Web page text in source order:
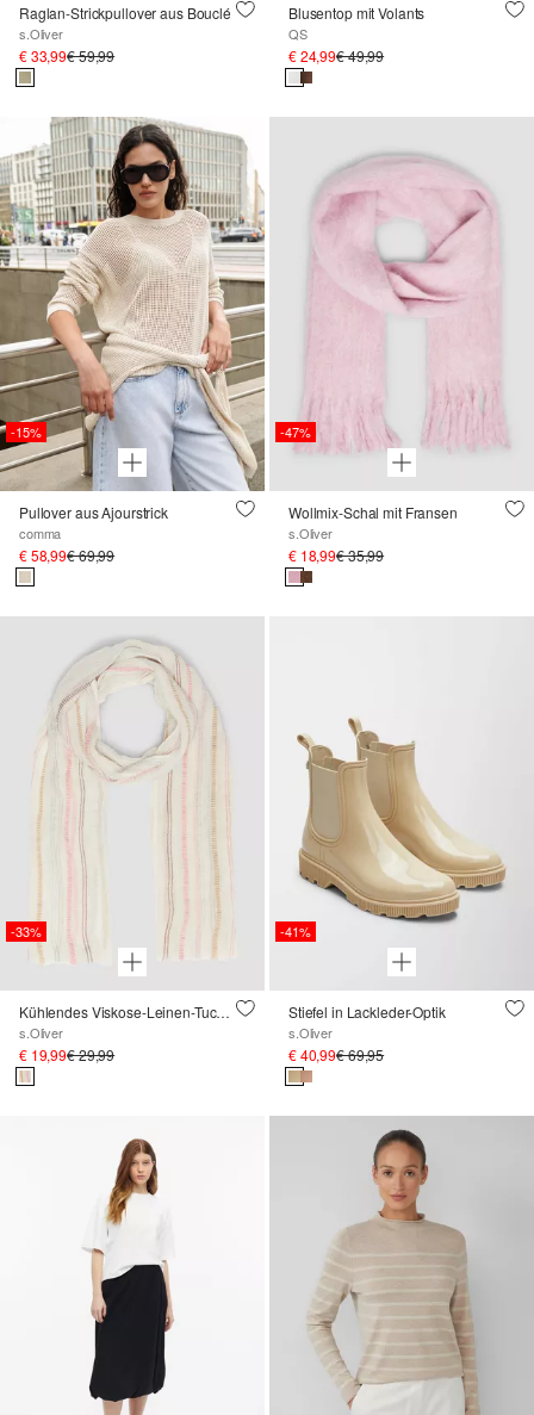
Raglan-Strickpullover aus Bouclé
s.Oliver
€ 33,99€ 59,99
Blusentop mit Volants
QS
€ 24,99€ 49,99
-15%
Pullover aus Ajourstrick
comma
€ 58,99€ 69,99
-47%
Wollmix-Schal mit Fransen
s.Oliver
€ 18,99€ 35,99
-33%
Kühlendes Viskose-Leinen-Tuch mit feinen Streifen
s.Oliver
€ 19,99€ 29,99
-41%
Stiefel in Lackleder-Optik
s.Oliver
€ 40,99€ 69,95